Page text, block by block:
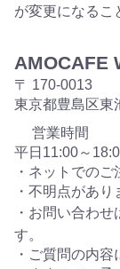
が変更になるこ
AMOCAFE
〒 170-0013
東京都豊島区東
営業時間
平日11:00～
・ネットでの
・不明点があり
・お問い合わせ
す。
・ご質問の内